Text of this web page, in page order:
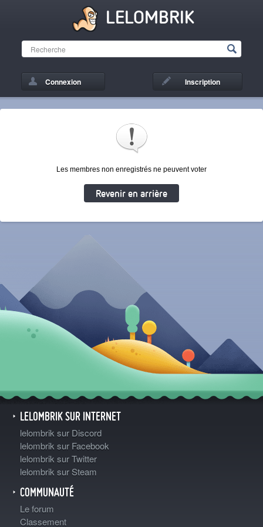
LELOMBRIK
Connexion Inscription
Les membres non enregistrés ne peuvent voter
Revenir en arrière
LELOMBRIK SUR INTERNET
lelombrik sur Discord
lelombrik sur Facebook
lelombrik sur Twitter
lelombrik sur Steam
COMMUNAUTÉ
Le forum
Classement